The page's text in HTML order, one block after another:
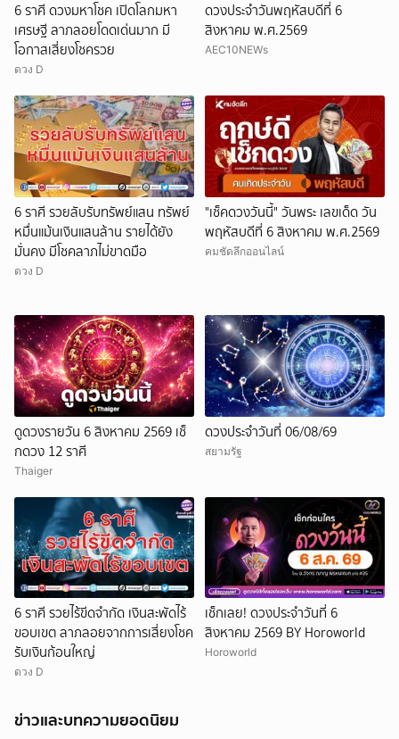
6 ราศี ดวงมหาโชค เปิดโลกมหา
เศรษฐี ลาภลอยโดดเด่นมาก มี
โอกาสเสี่ยงโชครวย
ดวง D
ดวงประจำวันพฤหัสบดีที่ 6
สิงหาคม พ.ศ.2569
AEC10NEWs
6 ราศี รวยลับรับทรัพย์แสน ทรัพย์
หมื่นแม้นเงินแสนล้าน รายได้ยัง
มั่นคง มีโชคลาภไม่ขาดมือ
ดวง D
"เช็คดวงวันนี้" วันพระ เลขเด็ด วัน
พฤหัสบดีที่ 6 สิงหาคม พ.ศ.2569
คมชัดลึกออนไลน์
ดูดวงรายวัน 6 สิงหาคม 2569 เช็
กดวง 12 ราศี
Thaiger
ดวงประจำวันที่ 06/08/69
สยามรัฐ
6 ราศี รวยไร้ขีดจำกัด เงินสะพัดไร้
ขอบเขต ลาภลอยจากการเสี่ยงโชค
รับเงินก้อนใหญ่
ดวง D
เช็กเลย! ดวงประจำวันที่ 6
สิงหาคม 2569 BY Horoworld
Horoworld
ข่าวและบทความยอดนิยม